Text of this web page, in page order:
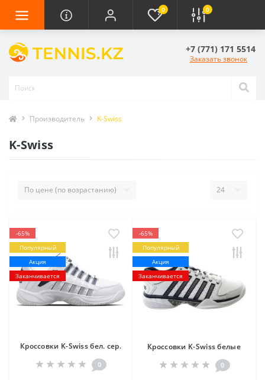
0 0
+7 (771) 171 5514
Заказать звонок
Производитель K-Swiss
K-Swiss
-65%
Популярный
Акция
Заканчивается
Кроссовки K-Swiss бел. сер.
0
-65%
Популярный
Акция
Заканчивается
Кроссовки K-Swiss белые
0